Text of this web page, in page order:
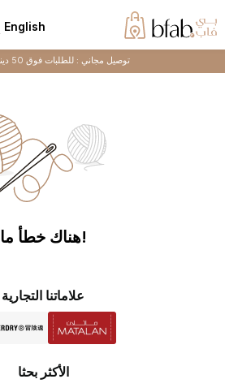
English
توصيل مجاني : للطلبات فوق 50 دينار أردني
!هناك خطأ ما
علاماتنا التجارية
الأكثر بحثا